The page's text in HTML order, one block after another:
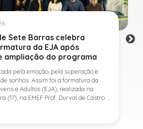
Sete Barras celebra
da EJA após
ampliação do programa
pela emoção, pela superação e
sonhos. Assim foi a formatura da
e Adultos (EJA), realizada na
(17), na EMEF Prof. Durval de Castro. A
a conclusão dos estudos de 53
a história ao marcar a primeira